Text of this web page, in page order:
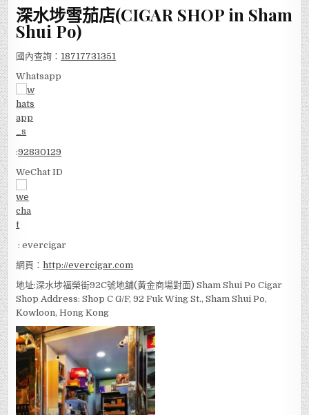
深水埗雪茄店(CIGAR SHOP in Sham
Shui Po)
國內查詢： 18717731351
Whatsapp
:92830129
WeChat ID
: evercigar
網頁：http://evercigar.com
地址:深水埗福榮街92C號地舖(黃金商場對面) Sham Shui Po Cigar
Shop Address: Shop C G/F, 92 Fuk Wing St., Sham Shui Po,
Kowloon, Hong Kong